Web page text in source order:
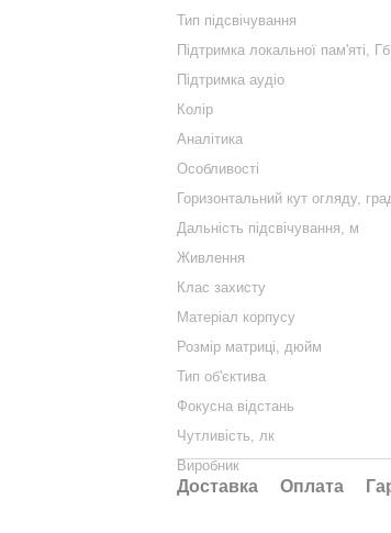
Тип підсвічування
Підтримка локальної пам'яті, Гб
Підтримка аудіо
Колір
Аналітика
Особливості
Горизонтальний кут огляду,
Дальність підсвічування, м
Живлення
Клас захисту
Матеріал корпусу
Розмір матриці, дюйм
Тип об'єктива
Фокусна відстань
Чутливість, лк
Виробник
Доставка Оплата